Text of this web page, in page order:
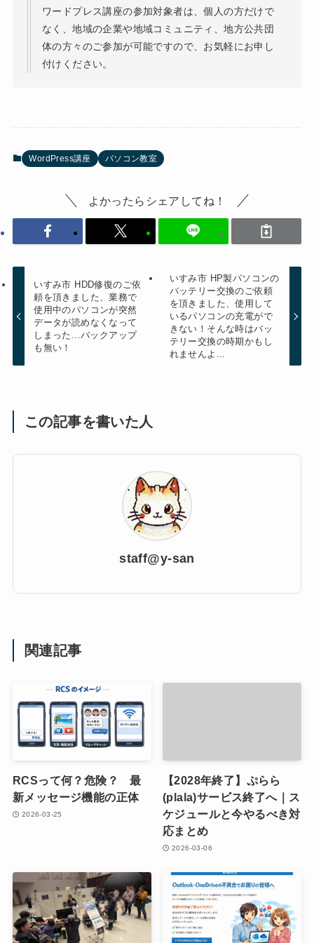
ワードプレス講座の参加対象者は、個人の方だけで
なく、地域の企業や地域コミュニティ、地方公共団
体の方々のご参加が可能ですので、お気軽にお申し
付けください。
WordPress講座 パソコン教室
よかったらシェアしてね！
いすみ市 HDD修復のご依
頼を頂きました、業務で
使用中のパソコンが突然
データが読めなくなって
しまった...バックアップ
も無い！
いすみ市 HP製パソコンの
バッテリー交換のご依頼
を頂きました、使用して
いるパソコンの充電がで
きない！そんな時はバッ
テリー交換の時期かもし
れませんよ...
この記事を書いた人
staff@y-san
関連記事
RCSって何？危険？ 最
新メッセージ機能の正体
2026-03-25
【2028年終了】ぷらら
(plala)サービス終了へ｜ス
ケジュールと今やるべき対
応まとめ
2026-03-06